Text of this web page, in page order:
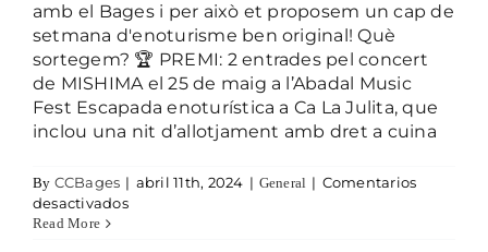
amb el Bages i per això et proposem un cap de
setmana d'enoturisme ben original! Què
sortegem? 🏆 PREMI: 2 entrades pel concert
de MISHIMA el 25 de maig a l’Abadal Music
Fest Escapada enoturística a Ca La Julita, que
inclou una nit d’allotjament amb dret a cuina
By CCBages | abril 11th, 2024 | General | Comentarios
desactivadosen Sorteig de primavera 2024
Read More